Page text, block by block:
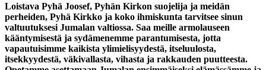
Loistava Pyhä Joosef, Pyhän Kirkon suojelija ja meidän
perheiden, Pyhä Kirkko ja koko ihmiskunta tarvitsee sinun
valtuutuksesi Jumalan valtiossa. Saa meille armolauseen
kääntymisestä ja sydämenemme parantumisesta, jotta
vapautuisimme kaikista ylimielisyydestä, itseluulosta,
itsekkyydestä, väkivallasta, vihasta ja rakkauden puutteesta.